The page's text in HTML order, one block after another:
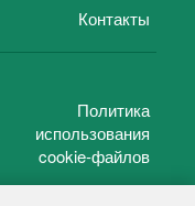
Контакты
Политика
использования
cookie-файлов